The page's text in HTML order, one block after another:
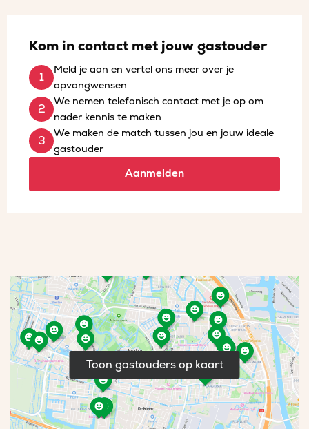
Kom in contact met jouw gastouder
Meld je aan en vertel ons meer over je
opvangwensen
We nemen telefonisch contact met je op om
nader kennis te maken
We maken de match tussen jou en jouw ideale
gastouder
Aanmelden
Toon gastouders op kaart